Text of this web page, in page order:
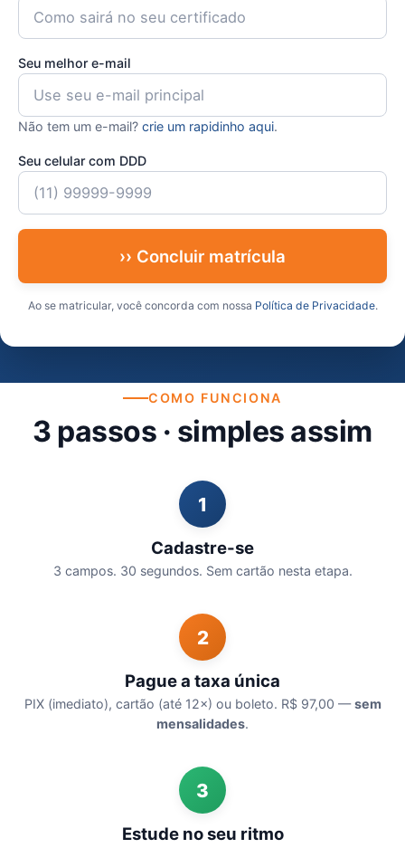
Seu melhor e-mail
Não tem um e-mail? crie um rapidinho aqui.
Seu celular com DDD
›› Concluir matrícula
Ao se matricular, você concorda com nossa Política de Privacidade.
COMO FUNCIONA
3 passos · simples assim
1
Cadastre-se
3 campos. 30 segundos. Sem cartão nesta etapa.
2
Pague a taxa única
PIX (imediato), cartão (até 12×) ou boleto. R$ 97,00 —sem
mensalidades.
3
Estude no seu ritmo